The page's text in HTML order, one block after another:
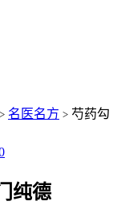
> 名医名方 > 芍药勾
纯德